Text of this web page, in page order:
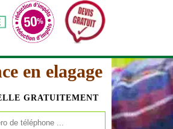
en elagage
GRATUITEMENT